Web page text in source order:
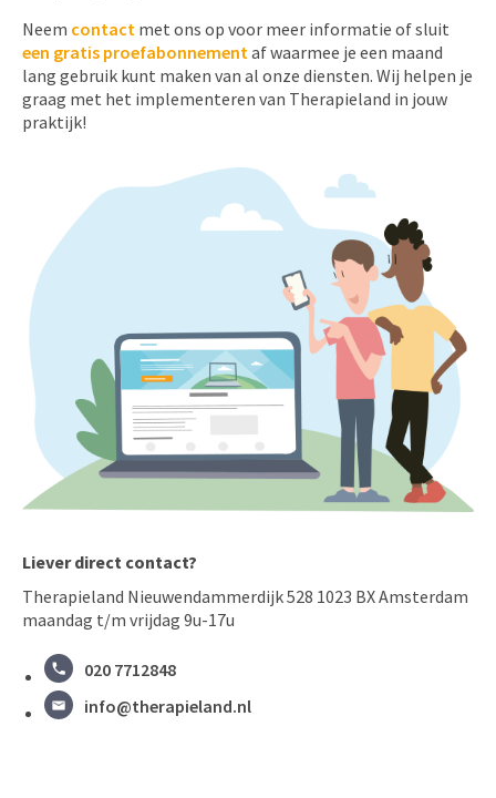
Neem contact met ons op voor meer informatie of sluit
een gratis proefabonnementaf waarmee je een maand
lang gebruik kunt maken van al onze diensten. Wij helpen je
graag met het implementeren van Therapieland in jouw
praktijk!
Liever direct contact?
Therapieland Nieuwendammerdijk 528 1023 BX Amsterdam
maandag t/m vrijdag 9u-17u
020 7712848
info@therapieland.nl